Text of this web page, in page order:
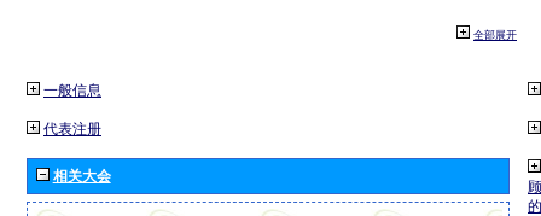
全部展开
一般信息
代表注册
相关大会